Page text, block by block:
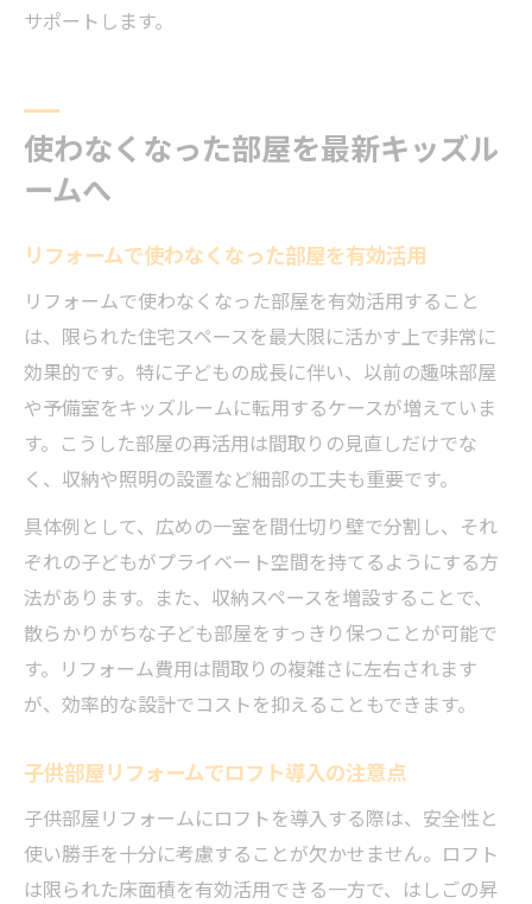
サポートします。
使わなくなった部屋を最新キッズル
ームへ
リフォームで使わなくなった部屋を有効活用
リフォームで使わなくなった部屋を有効活用すること
は、限られた住宅スペースを最大限に活かす上で非常に
効果的です。特に子どもの成長に伴い、以前の趣味部屋
や予備室をキッズルームに転用するケースが増えていま
す。こうした部屋の再活用は間取りの見直しだけでな
く、収納や照明の設置など細部の工夫も重要です。
具体例として、広めの一室を間仕切り壁で分割し、それ
ぞれの子どもがプライベート空間を持てるようにする方
法があります。また、収納スペースを増設することで、
散らかりがちな子ども部屋をすっきり保つことが可能で
す。リフォーム費用は間取りの複雑さに左右されます
が、効率的な設計でコストを抑えることもできます。
子供部屋リフォームでロフト導入の注意点
子供部屋リフォームにロフトを導入する際は、安全性と
使い勝手を十分に考慮することが欠かせません。ロフト
は限られた床面積を有効活用できる一方で、はしごの昇